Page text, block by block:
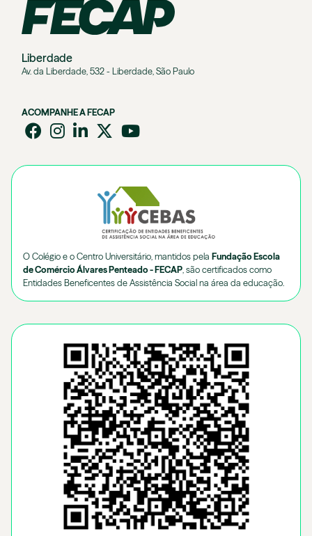
Liberdade
Av. da Liberdade, 532 - Liberdade, São Paulo
ACOMPANHE A FECAP
O Colégio e o Centro Universitário, mantidos pela Fundação Escola
de Comércio Álvares Penteado - FECAP, são certificados como
Entidades Beneficentes de Assistência Social na área da educação.